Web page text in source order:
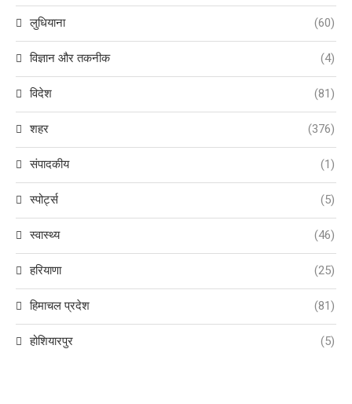
लुधियाना (60)
विज्ञान और तकनीक (4)
विदेश (81)
शहर (376)
संपादकीय (1)
स्पोर्ट्स (5)
स्वास्थ्य (46)
हरियाणा (25)
हिमाचल प्रदेश (81)
होशियारपुर (5)